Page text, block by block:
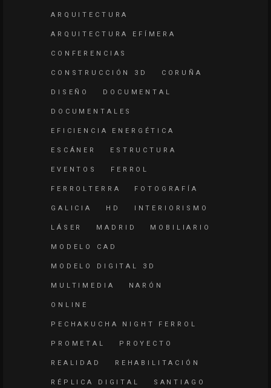
ARQUITECTURA
ARQUITECTURA EFÍMERA
CONFERENCIAS
CONSTRUCCIÓN 3D CORUÑA
DISEÑO DOCUMENTAL
DOCUMENTALES
EFICIENCIA ENERGÉTICA
ESCÁNER ESTRUCTURA
EVENTOS FERROL
FERROLTERRA FOTOGRAFÍA
GALICIA HD INTERIORISMO
LÁSER MADRID MOBILIARIO
MODELO CAD
MODELO DIGITAL 3D
MULTIMEDIA NARÓN
ONLINE
PECHAKUCHA NIGHT FERROL
PROMETAL PROYECTO
REALIDAD REHABILITACIÓN
RÉPLICA DIGITAL SANTIAGO